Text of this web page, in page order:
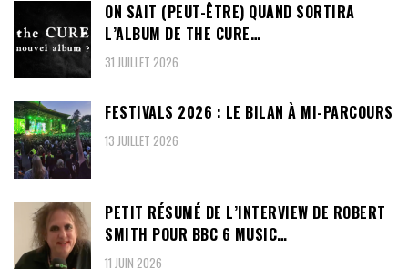
ON SAIT (PEUT-ÊTRE) QUAND SORTIRA
L’ALBUM DE THE CURE…
31 JUILLET 2026
FESTIVALS 2026 : LE BILAN À MI-PARCOURS
13 JUILLET 2026
PETIT RÉSUMÉ DE L’INTERVIEW DE ROBERT
SMITH POUR BBC 6 MUSIC…
11 JUIN 2026